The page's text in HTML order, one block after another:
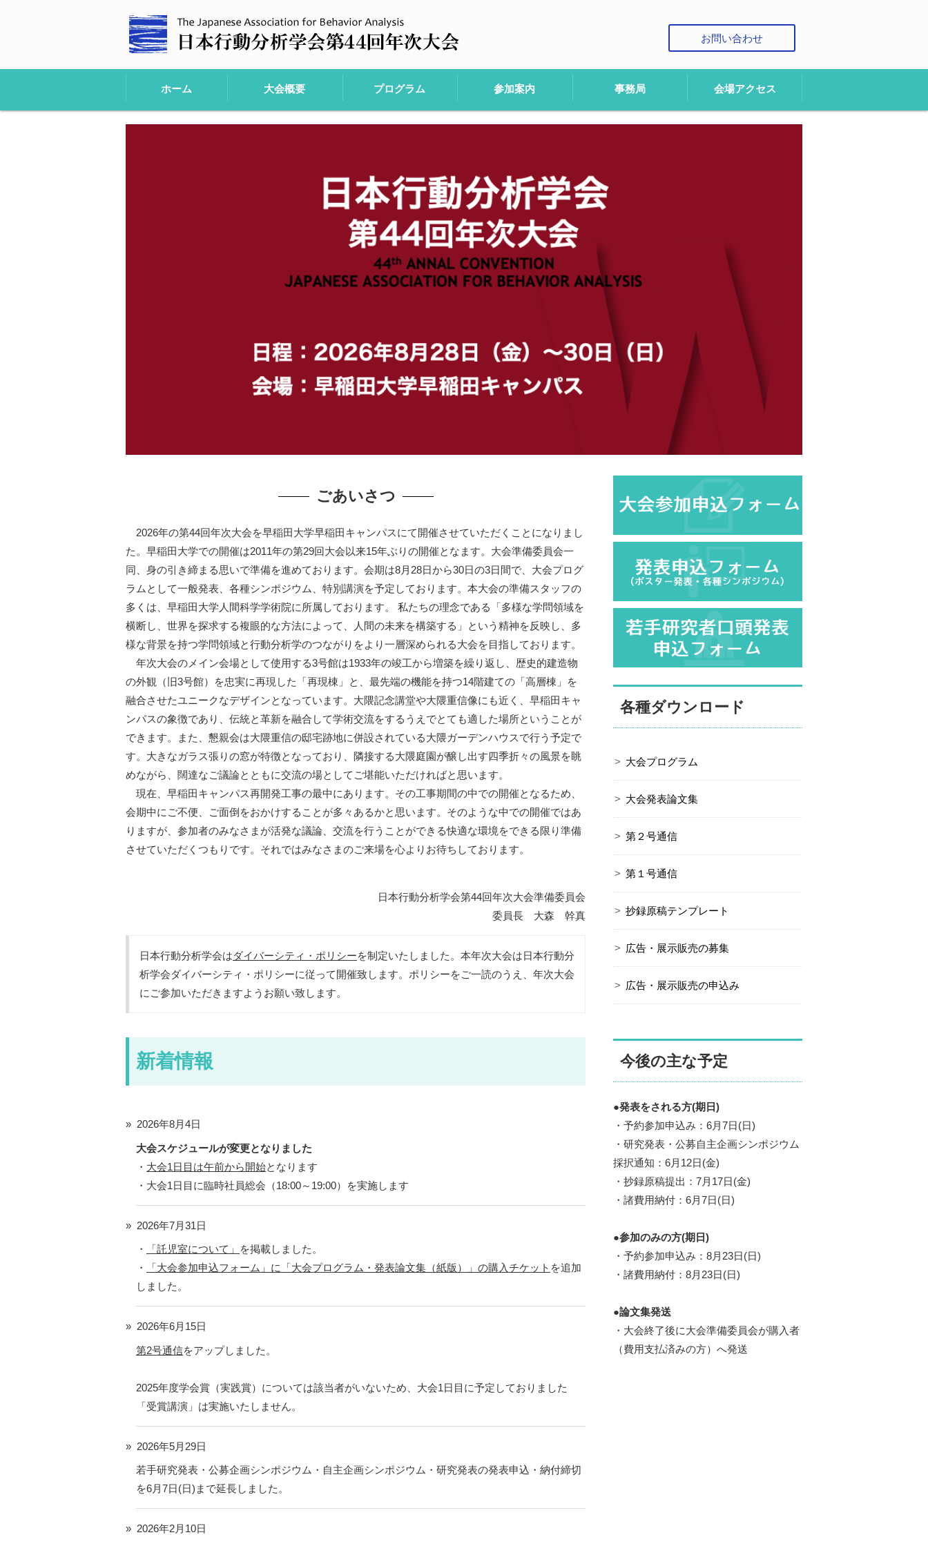
お問い合わせ
ホーム 大会概要 プログラム 参加案内 事務局 会場アクセス
ごあいさつ
2026年の第44回年次大会を早稲田大学早稲田キャンパスにて開催させていただくことになりまし
た。早稲田大学での開催は2011年の第29回大会以来15年ぶりの開催となます。大会準備委員会一
同、身の引き締まる思いで準備を進めております。会期は8月28日から30日の3日間で、大会プログ
ラムとして一般発表、各種シンポジウム、特別講演を予定しております。本大会の準備スタッフの
多くは、早稲田大学人間科学学術院に所属しております。 私たちの理念である「多様な学問領域を
横断し、世界を探求する複眼的な方法によって、人間の未来を構築する」という精神を反映し、多
様な背景を持つ学問領域と行動分析学のつながりをより一層深められる大会を目指しております。
年次大会のメイン会場として使用する3号館は1933年の竣工から増築を繰り返し、歴史的建造物
の外観（旧3号館）を忠実に再現した「再現棟」と、最先端の機能を持つ14階建ての「高層棟」を
融合させたユニークなデザインとなっています。大隈記念講堂や大隈重信像にも近く、早稲田キャ
ンパスの象徴であり、伝統と革新を融合して学術交流をするうえでとても適した場所ということが
できます。また、懇親会は大隈重信の邸宅跡地に併設されている大隈ガーデンハウスで行う予定で
す。大きなガラス張りの窓が特徴となっており、隣接する大隈庭園が醸し出す四季折々の風景を眺
めながら、闊達なご議論とともに交流の場としてご堪能いただければと思います。
現在、早稲田キャンパス再開発工事の最中にあります。その工事期間の中での開催となるため、
会期中にご不便、ご面倒をおかけすることが多々あるかと思います。そのような中での開催ではあ
りますが、参加者のみなさまが活発な議論、交流を行うことができる快適な環境をできる限り準備
させていただくつもりです。それではみなさまのご来場を心よりお待ちしております。
日本行動分析学会第44回年次大会準備委員会
委員長 大森 幹真
日本行動分析学会はダイバーシティ・ポリシーを制定いたしました。本年次大会は日本行動分
析学会ダイバーシティ・ポリシーに従って開催致します。ポリシーをご一読のうえ、年次大会
にご参加いただきますようお願い致します。
新着情報
2026年8月4日
大会スケジュールが変更となりました
・ 大会1日目は午前から開始となります
・大会1日目に臨時社員総会（18:00～19:00）を実施します
2026年7月31日
・ 「託児室について」
を掲載しました。
・
「大会参加申込フォーム」に「大会プログラム・発表論文集（紙版）」の購入チケット を追加
しました。
2026年6月15日
第2号通信をアップしました。
2025年度学会賞（実践賞）については該当者がいないため、大会1日目に予定しておりました
「受賞講演」は実施いたしません。
2026年5月29日
若手研究発表・公募企画シンポジウム・自主企画シンポジウム・研究発表の発表申込・納付締切
を6月7日(日)まで延長しました。
2026年2月10日
各種ダウンロード
大会プログラム
大会発表論文集
第２号通信
第１号通信
抄録原稿テンプレート
広告・展示販売の募集
広告・展示販売の申込み
今後の主な予定
●発表をされる方(期日)
・予約参加申込み：6月7日(日)
・研究発表・公募自主企画シンポジウム
採択通知：6月12日(金)
・抄録原稿提出：7月17日(金)
・諸費用納付：6月7日(日)
●参加のみの方(期日)
・予約参加申込み：8月23日(日)
・諸費用納付：8月23日(日)
●論文集発送
・大会終了後に大会準備委員会が購入者
（費用支払済みの方）へ発送